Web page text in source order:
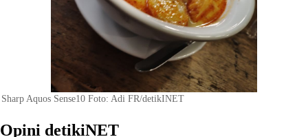
Sharp Aquos Sense10 Foto: Adi FR/detikINET
Opini detikiNET